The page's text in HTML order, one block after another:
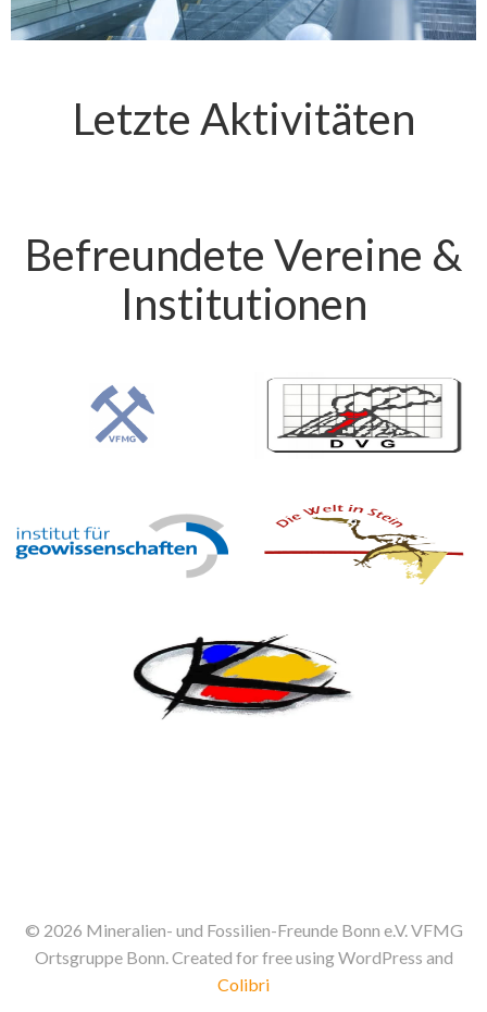
Letzte Aktivitäten
Befreundete Vereine &
Institutionen
© 2026 Mineralien- und Fossilien-Freunde Bonn e.V. VFMG
Ortsgruppe Bonn. Created for free using WordPress and
Colibri